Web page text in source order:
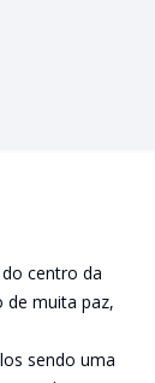
centro da
de muita paz,
sendo uma